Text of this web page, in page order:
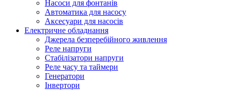
Насоси для фонтанів
Автоматика для насосу
Аксесуари для насосів
Електричне обладнання
Джерела безперебійного живлення
Реле напруги
Стабілізатори напруги
Реле часу та таймери
Генератори
Інвертори